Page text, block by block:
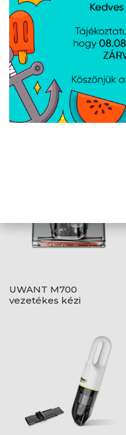
UWANT M700
vezetékes kézi